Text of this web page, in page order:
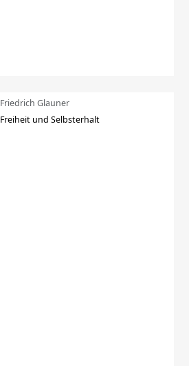
Friedrich Glauner
Freiheit und Selbsterhalt